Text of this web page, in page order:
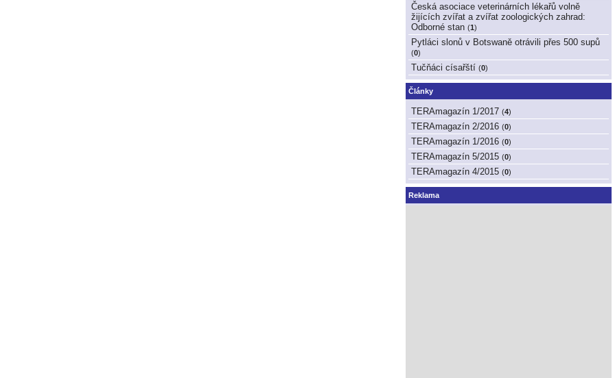
Česká asociace veterinárních lékařů volně
žijících zvířat a zvířat zoologických zahrad:
Odborné stan (1)
Pytláci slonů v Botswaně otrávili přes 500 supů
(0)
Tučňáci císařští (0)
Články
TERAmagazín 1/2017 (4)
TERAmagazín 2/2016 (0)
TERAmagazín 1/2016 (0)
TERAmagazín 5/2015 (0)
TERAmagazín 4/2015 (0)
Reklama